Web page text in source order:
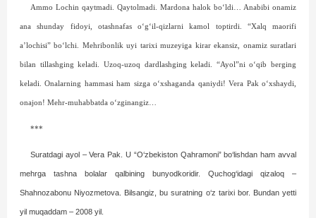
Ammo Lochin qaytmadi. Qaytolmadi. Mardona halok bo‘ldi… Anabibi onamiz
ana shunday fidoyi, otashnafas o‘g‘il-qizlarni kamol toptirdi. “Xalq maorifi
a’lochisi” bo‘lchi. Mehribonlik uyi tarixi muzeyiga kirar ekansiz, onamiz suratlari
bilan tillashging keladi. Uzoq-uzoq dardlashging keladi. “Ayol”ni o‘qib berging
keladi. Onalarning hammasi ham sizga o‘xshaganda qaniydi! Vera Pak o‘xshaydi,
onajon! Mehr-muhabbatda o‘zginangiz…
***
Suratdagi ayol – Vera Pak. U “O‘zbekiston Qahramoni” bo‘lishdan ham avval
mehrga tashna bolalar qalbining bunyod­koridir. Quchog‘idagi qizaloq –
Shahnozabonu Niyozmetova. Bilsangiz, bu suratning o‘z tarixi bor. Bundan yetti
yil muqaddam – 2008 yil.